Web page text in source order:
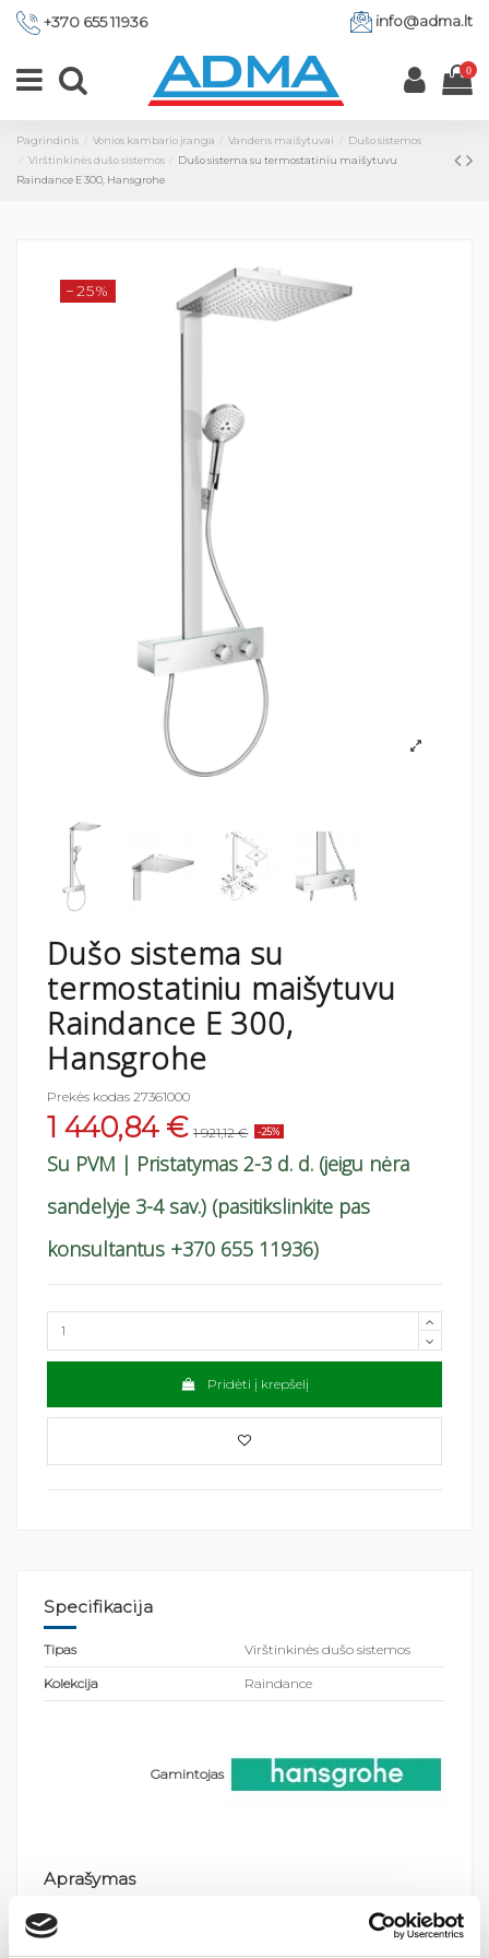
+370 655 11936 info@adma.lt
0
Pagrindinis Vonios kambario įranga Vandens maišytuvai
Dušo sistemos
Virštinkinės dušo sistemos
Dušo sistema su termostatiniu maišytuvu
Raindance E 300, Hansgrohe
−25%
Dušo sistema su
termostatiniu maišytuvu
Raindance E 300,
Hansgrohe
Prekės kodas 27361000
1 440,84 € 1 921,12 € -25%
Su PVM | Pristatymas 2-3 d. d. (jeigu nėra
sandelyje 3-4 sav.) (pasitikslinkite pas
konsultantus +370 655 11936)
Pridėti į krepšelį
Specifikacija
Tipas Virštinkinės dušo sistemos
Kolekcija Raindance
Gamintojas
Aprašymas
Dušo sistema Hansgrohe Raindance E 300
Sistemos Hansgrohe Raindance E 300 ypatybės: